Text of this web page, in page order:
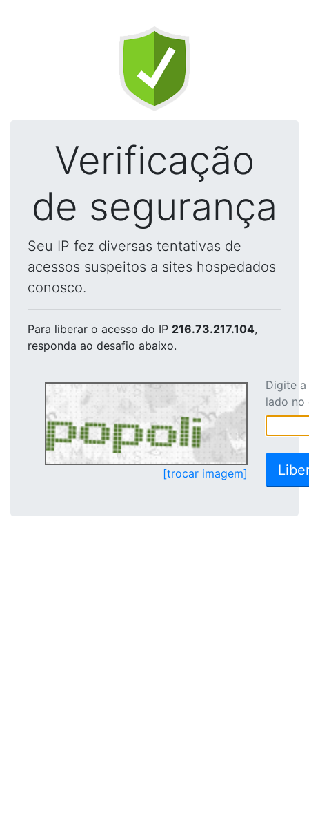
Verificação
de segurança
Seu IP fez diversas tentativas de
acessos suspeitos a sites hospedados
conosco.
Para liberar o acesso do IP 216.73.217.104,
responda ao desafio abaixo.
[trocar imagem]
Digite
lado no